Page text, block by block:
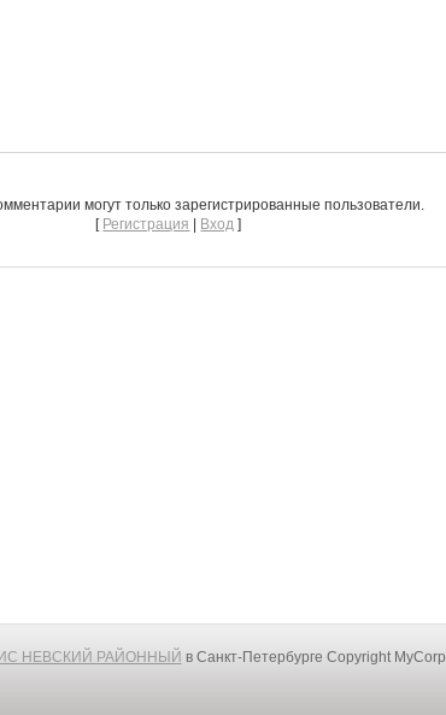
могут только зарегистрированные пользователи.
[ Регистрация | Вход ]
НЕВСКИЙ РАЙОННЫЙ в Санкт-Петербурге Copyright MyCorp